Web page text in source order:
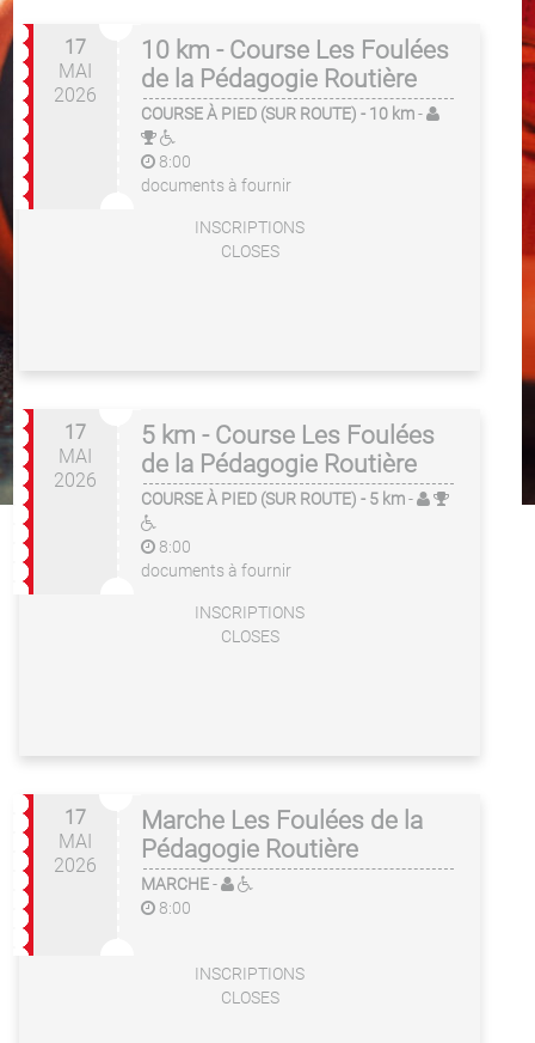
17
MAI
2026
10 km - Course Les Foulées
de la Pédagogie Routière
COURSE À PIED (SUR ROUTE) - 10 km-
8:00
documents à fournir
INSCRIPTIONS
CLOSES
17
MAI
2026
5 km - Course Les Foulées
de la Pédagogie Routière
COURSE À PIED (SUR ROUTE) - 5 km-
8:00
documents à fournir
INSCRIPTIONS
CLOSES
17
MAI
2026
Marche Les Foulées de la
Pédagogie Routière
MARCHE-
8:00
INSCRIPTIONS
CLOSES